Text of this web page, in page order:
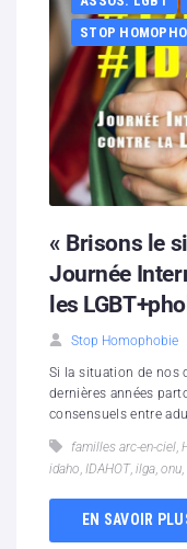
STOP
« Brisons le
Journée
les
Stop Homophobie
Si la situation de nos
dernières années
consensuels entre
familles arc-en-ciel,
idaho, IDAHOT, ilga, onu,
EN SAVOIR